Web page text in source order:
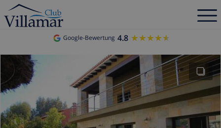
Google-Bewertung 4.8 ★★★★★
★★★★★